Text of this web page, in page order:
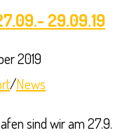
29.09.19
2019
/News
sind wir am 27.9.